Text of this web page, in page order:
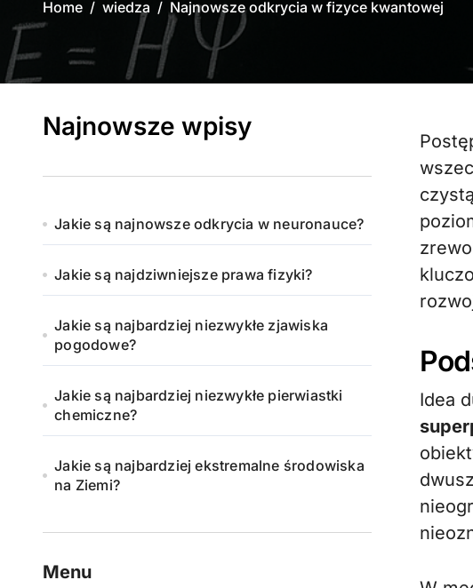
Home wiedza Najnowsze odkrycia w fizyce kwantowej
Najnowsze wpisy
Jakie są najnowsze odkrycia w neuronauce?
Jakie są najdziwniejsze prawa fizyki?
Jakie są najbardziej niezwykłe zjawiska
pogodowe?
Jakie są najbardziej niezwykłe pierwiastki
chemiczne?
Jakie są najbardziej ekstremalne środowiska
na Ziemi?
Menu
Postępy w badaniach nad fizyką kwantową redefiniują nasze podejście do natury
Idea